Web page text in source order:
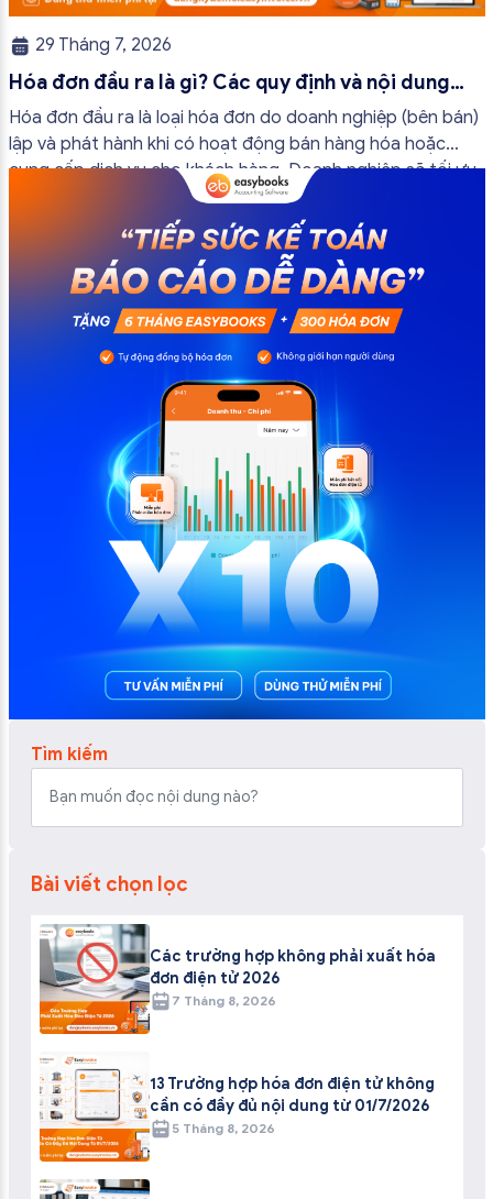
29 Tháng 7, 2026
Hóa đơn đầu ra là gì? Các quy định và nội dung
bắt buộc mới nhất
Hóa đơn đầu ra là loại hóa đơn do doanh nghiệp (bên bán)
lập và phát hành khi có hoạt động bán hàng hóa hoặc
cung cấp dịch vụ cho khách hàng. Doanh nghiệp sẽ tối ưu
quy trình vận hành và tránh được những án phạt hành
chính không đáng có nếu nắm rõ […]
Tìm kiếm
Bài viết chọn lọc
Các trường hợp không phải xuất hóa
đơn điện tử 2026
7 Tháng 8, 2026
13 Trường hợp hóa đơn điện tử không
cần có đầy đủ nội dung từ 01/7/2026
5 Tháng 8, 2026